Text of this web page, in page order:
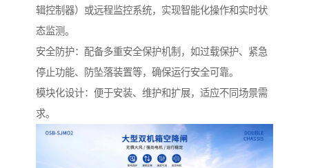
辑控制器）或远程监控系统，实现智能化操作和实时状
态监测。
安全防护：配备多重安全保护机制，如过载保护、紧急
停止功能、防坠落装置等，确保运行安全可靠。
模块化设计：便于安装、维护和扩展，适应不同场景需
求。